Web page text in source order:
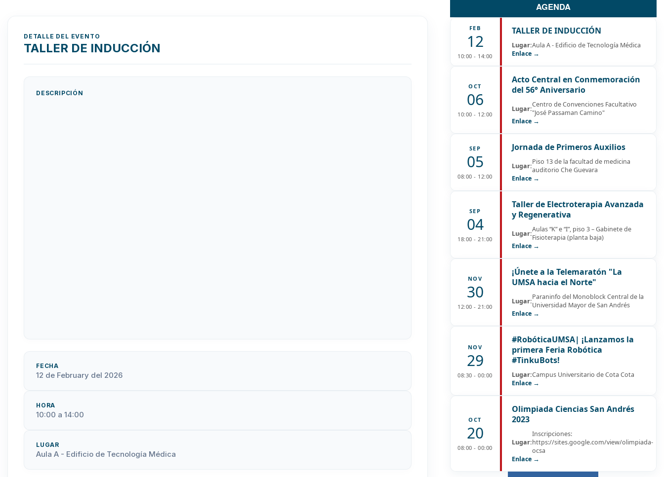
DETALLE DEL EVENTO
TALLER DE INDUCCIÓN
DESCRIPCIÓN
FECHA
12 de February del 2026
HORA
10:00 a 14:00
LUGAR
Aula A - Edificio de Tecnología Médica
AGENDA
FEB
12
10:00 - 14:00
TALLER DE INDUCCIÓN
Lugar:Aula A - Edificio de Tecnología Médica
Enlace →
OCT
06
10:00 - 12:00
Acto Central en Conmemoración
del 56° Aniversario
Lugar:Centro de Convenciones Facultativo
"José Passaman Camino"
Enlace →
SEP
05
08:00 - 12:00
Jornada de Primeros Auxilios
Lugar:Piso 13 de la facultad de medicina
auditorio Che Guevara
Enlace →
SEP
04
18:00 - 21:00
Taller de Electroterapia Avanzada
y Regenerativa
Lugar:Aulas “K” e “I”, piso 3 – Gabinete de
Fisioterapia (planta baja)
Enlace →
NOV
30
12:00 - 21:00
¡Únete a la Telemaratón "La
UMSA hacia el Norte"
Lugar:Paraninfo del Monoblock Central de la
Universidad Mayor de San Andrés
Enlace →
NOV
29
08:30 - 00:00
#RobóticaUMSA| ¡Lanzamos la
primera Feria Robótica
#TinkuBots!
Lugar:Campus Universitario de Cota Cota
Enlace →
OCT
20
08:00 - 00:00
Olimpiada Ciencias San Andrés
2023
Lugar:
Inscripciones:
https://sites.google.com/view/olimpiada-
ocsa
Enlace →